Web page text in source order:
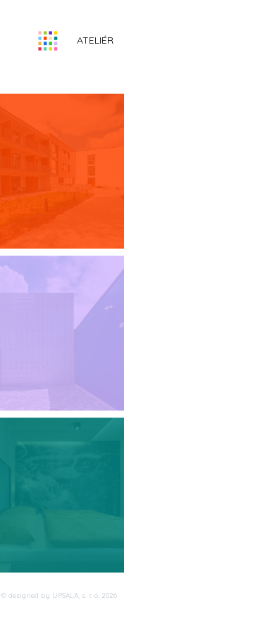
ATELIÉR
© designed by UPSALA, s. r. o. 2026